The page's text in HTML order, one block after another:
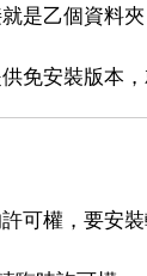
是乙個資料
免安裝版本
可權，要安裝